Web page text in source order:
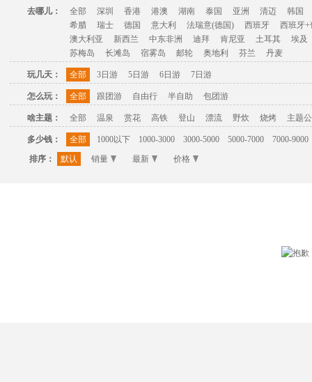
去哪儿： 全部 深圳 香港 港澳 湖南 泰国 亚洲 清迈
韩国
希腊
瑞士 德国 意大利 法瑞意(德国) 西班牙
西班牙+
澳大利亚
新西兰 中东非洲 迪拜 肯尼亚 土耳其
埃及
苏梅岛
长滩岛 宿雾岛 邮轮 奥地利 芬兰 丹麦
玩几天： 全部 3日游 5日游 6日游 7日游
怎么玩： 全部 跟团游 自由行 半自助 包团游
啥主题： 全部 温泉 赏花 高铁 登山 漂流 野炊 烧烤 主题
多少钱： 全部 1000以下 1000-3000 3000-5000 5000-7000
7000-9000
排序：
默认 销量 最新 价格